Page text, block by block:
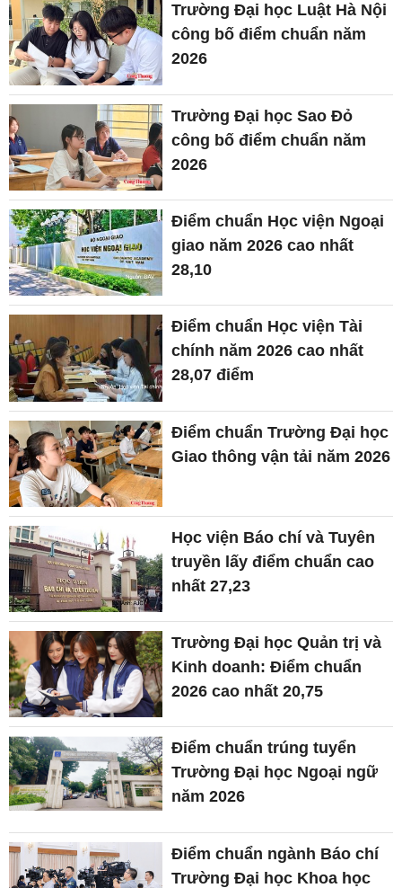
Trường Đại học Luật Hà Nội
công bố điểm chuẩn năm
2026
Trường Đại học Sao Đỏ
công bố điểm chuẩn năm
2026
Điểm chuẩn Học viện Ngoại
giao năm 2026 cao nhất
28,10
Điểm chuẩn Học viện Tài
chính năm 2026 cao nhất
28,07 điểm
Điểm chuẩn Trường Đại học
Giao thông vận tải năm 2026
Học viện Báo chí và Tuyên
truyền lấy điểm chuẩn cao
nhất 27,23
Trường Đại học Quản trị và
Kinh doanh: Điểm chuẩn
2026 cao nhất 20,75
Điểm chuẩn trúng tuyển
Trường Đại học Ngoại ngữ
năm 2026
Điểm chuẩn ngành Báo chí
Trường Đại học Khoa học